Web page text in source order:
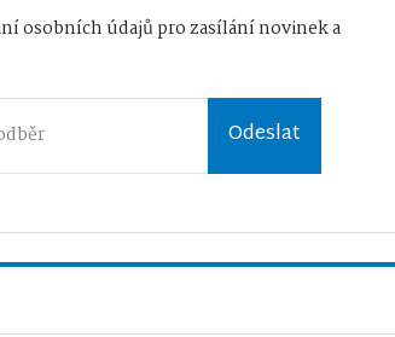
osobních údajůpro zasílání novinek a
Odeslat